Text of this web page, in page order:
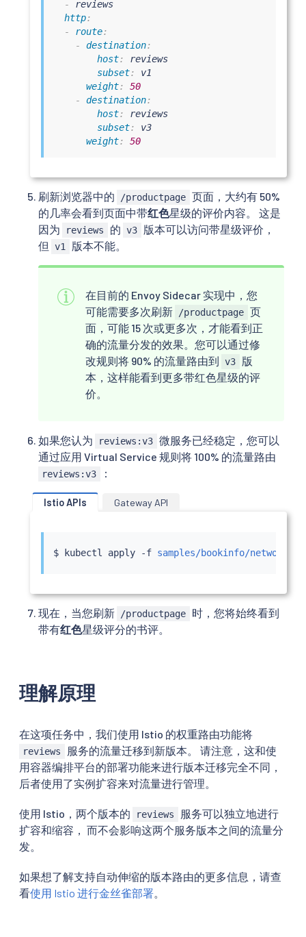
- reviews
http:
-
route:
-
destination:
host: reviews
subset: v1
weight:
50
-
destination:
host: reviews
subset: v3
weight: 50
刷新浏览器中的 /productpage 页面，大约有 50%
的几率会看到页面中带红色星级的评价内容。 这是
因为
reviews 的 v3
版本可以访问带星级评价，
但
v1 版本不能。
在目前的 Envoy Sidecar 实现中，您
可能需要多次刷新 /productpage 页
面，可能 15 次或更多次，才能看到正
确的流量分发的效果。您可以通过修
改规则将 90% 的流量路由到 v3
版
本，这样能看到更多带红色星级的评
价。
如果您认为 reviews:v3 微服务已经稳定，您可以
通过应用 Virtual Service 规则将 100% 的流量路由
reviews:v3 ：
Istio APIs Gateway API
$ kubectl apply -f samples/bookinfo/
现在，当您刷新 /productpage
时，您将始终看到
带有红色星级评分的书评。
理解原理
在这项任务中，我们使用 Istio 的权重路由功能将
reviews
服务的流量迁移到新版本。 请注意，这和使
用容器编排平台的部署功能来进行版本迁移完全不同，
后者使用了实例扩容来对流量进行管理。
使用 Istio，两个版本的 reviews
服务可以独立地进行
扩容和缩容， 而不会影响这两个服务版本之间的流量分
发。
如果想了解支持自动伸缩的版本路由的更多信息，请查
看使用 Istio 进行金丝雀部署。